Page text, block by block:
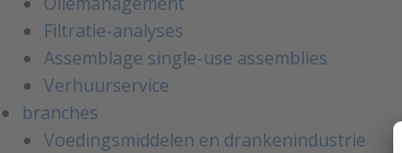
Filtratie-analyses
Assemblage single-use assemblies
Verhuurservice
branches
Voedingsmiddelen en drankenindustrie